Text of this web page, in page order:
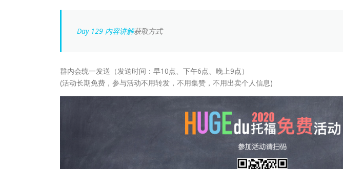
Day 129 内容讲解获取方式
群内会统一发送（发送时间：早10点、下午6点、晚上9点）
(活动长期免费，参与活动不用转发，不用集赞，不用出卖个人信息)